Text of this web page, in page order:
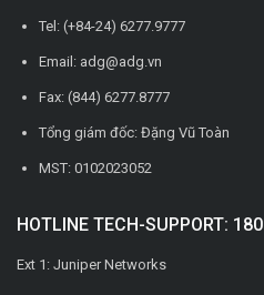
Tel: (+84-24) 6277.9777
Email: adg@adg.vn
Fax: (844) 6277.8777
Tổng giám đốc: Đặng Vũ Toàn
MST: 0102023052
HOTLINE TECH-SUPPORT:
Ext 1: Juniper Networks